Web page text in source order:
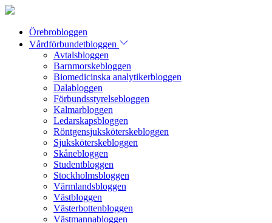
Örebrobloggen
Vårdförbundetbloggen
Avtalsbloggen
Barnmorskebloggen
Biomedicinska analytikerbloggen
Dalabloggen
Förbundsstyrelsebloggen
Kalmarbloggen
Ledarskapsbloggen
Röntgensjuksköterskebloggen
Sjuksköterskebloggen
Skånebloggen
Studentbloggen
Stockholmsbloggen
Värmlandsbloggen
Västbloggen
Västerbottenbloggen
Västmannabloggen